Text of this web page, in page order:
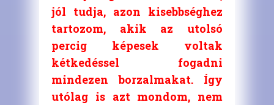
jól tudja, azon kisebbséghez
tartozom, akik az utolsó
percig képesek voltak
kétkedéssel fogadni
mindezen borzalmakat. Így
utólag is azt mondom, nem